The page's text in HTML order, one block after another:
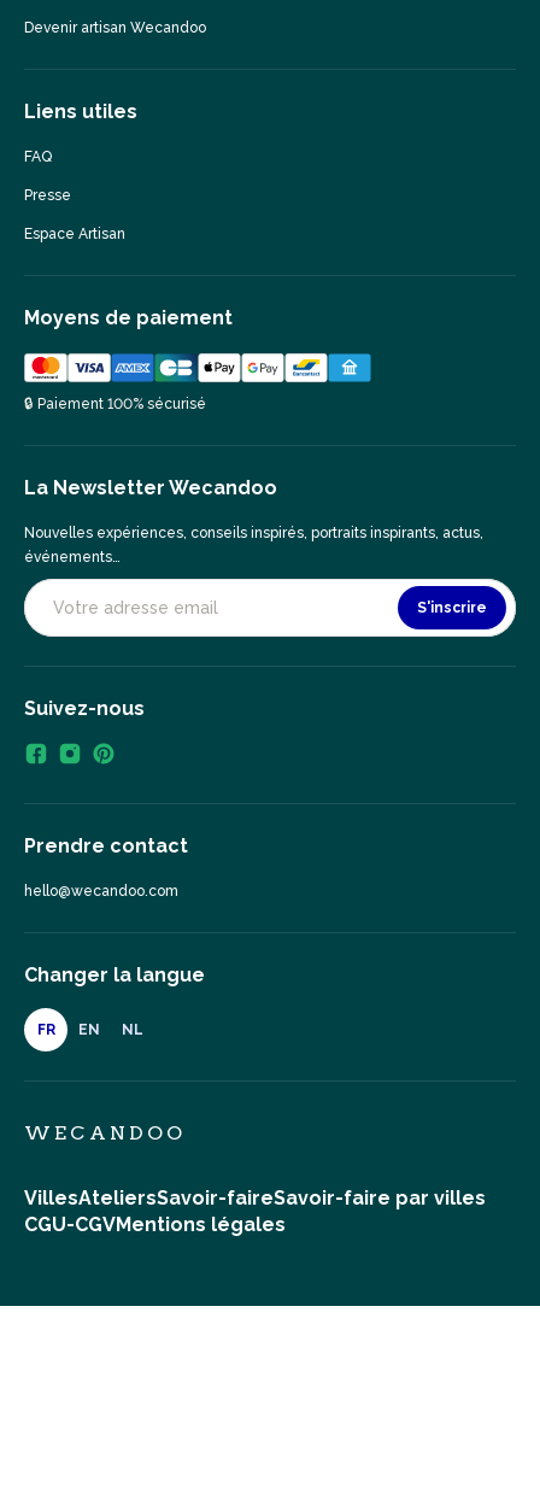
Devenir artisan Wecandoo
Liens utiles
FAQ
Presse
Espace Artisan
Moyens de paiement
🔒 Paiement 100% sécurisé
La Newsletter Wecandoo
Nouvelles expériences, conseils inspirés, portraits inspirants, actus,
événements…
S'inscrire
Suivez-nous
Prendre contact
hello@wecandoo.com
Changer la langue
FR EN NL
WECANDOO
VillesAteliersSavoir-faireSavoir-faire par villes
CGU-CGVMentions légales